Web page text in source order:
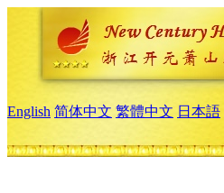
English 简体中文 繁體中文 日本語